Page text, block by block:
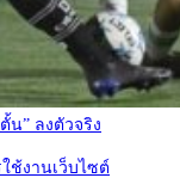
น” ลงตัวจริง
ช้งานเว็บไซต์